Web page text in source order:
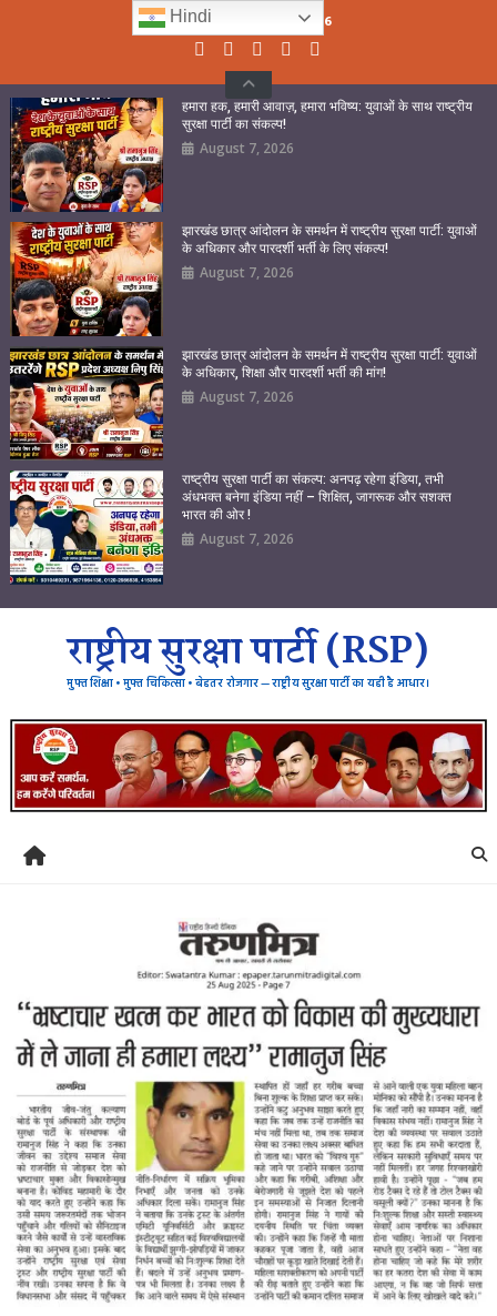
Friday, August 07, 2026
हमारा हक, हमारी आवाज़, हमारा भविष्य: युवाओं के साथ राष्ट्रीय
सुरक्षा पार्टी का संकल्प!
August 7, 2026
झारखंड छात्र आंदोलन के समर्थन में राष्ट्रीय सुरक्षा पार्टी: युवाओं
के अधिकार और पारदर्शी भर्ती के लिए संकल्प!
August 7, 2026
झारखंड छात्र आंदोलन के समर्थन में राष्ट्रीय सुरक्षा पार्टी: युवाओं
के अधिकार, शिक्षा और पारदर्शी भर्ती की मांग!
August 7, 2026
राष्ट्रीय सुरक्षा पार्टी का संकल्प: अनपढ़ रहेगा इंडिया, तभी
अंधभक्त बनेगा इंडिया नहीं – शिक्षित, जागरूक और सशक्त
भारत की ओर !
August 7, 2026
राष्ट्रीय सुरक्षा पार्टी (RSP)
मुफ्त शिक्षा • मुफ्त चिकित्सा • बेहतर रोजगार — राष्ट्रीय सुरक्षा पार्टी का यही है आधार।
Hindi